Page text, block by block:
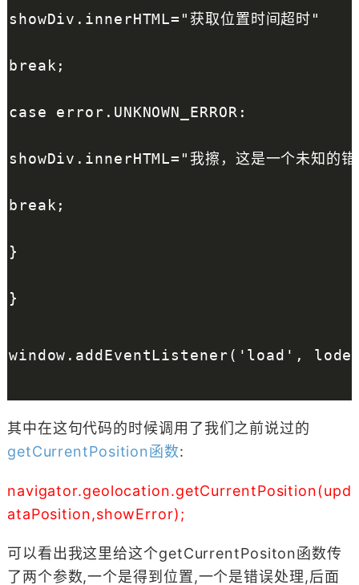
showDiv.innerHTML="获取位置时间超时"
break;
case error.UNKNOWN_ERROR:
showDiv.innerHTML="我擦，这是一个未知的
break;
}
}
window.addEventListener('load',
其中在这句代码的时候调用了我们之前说过的
getCurrentPosition函数:
navigator.geolocation.getCurrentPosition(upd
ataPosition,showError);
可以看出我这里给这个getCurrentPositon函数传
了两个参数,一个是得到位置,一个是错误处理,后面